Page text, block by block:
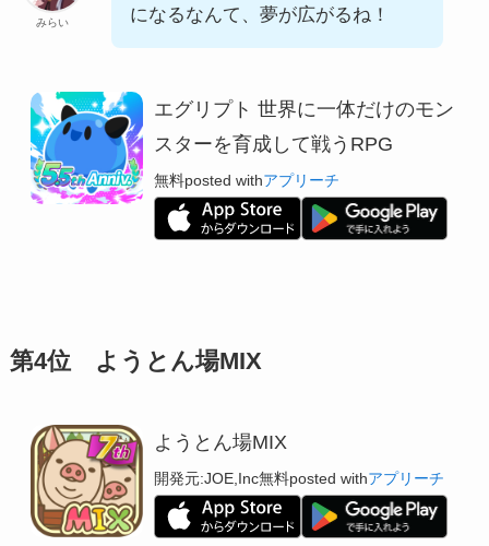
みらい
になるなんて、夢が広がるね！
エグリプト 世界に一体だけのモン
スターを育成して戦うRPG
無料posted withアプリーチ
第4位 ようとん場MIX
ようとん場MIX
開発元:JOE,Inc無料posted withアプリーチ